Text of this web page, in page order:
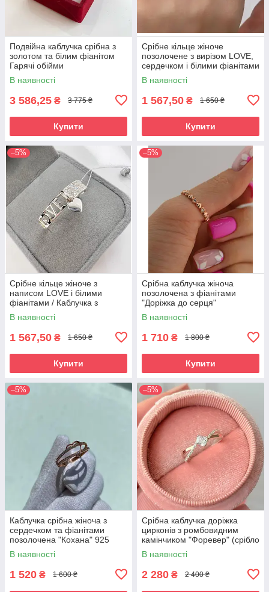
Подвійна каблучка срібна з
золотом та білим фіанітом
Гарячі обійми
В наявності
3 586,25 ₴ 3 775 ₴
Купити
Срібне кільце жіноче
позолочене з вирізом LOVE,
сердечком і білими фіанітами
/ Модна каблучка срібло 925
проби
В наявності
1 567,50 ₴ 1 650 ₴
Купити
–5%
Срібне кільце жіноче з
написом LOVE і білими
фіанітами / Каблучка з
сердечком для дівчини
В наявності
1 567,50 ₴ 1 650 ₴
Купити
–5%
Срібна каблучка жіноча
позолочена з фіанітами
"Доріжка до серця"
Незвичайний перстень срібло
925 проби
В наявності
1 710 ₴ 1 800 ₴
Купити
–5%
Каблучка срібна жіноча з
сердечком та фіанітами
позолочена "Кохана" 925
проби
В наявності
1 520 ₴ 1 600 ₴
–5%
Срібна каблучка доріжка
цирконів з ромбовидним
камінчиком "Форевер" (срібло
925, золото 375 проби)
В наявності
2 280 ₴ 2 400 ₴